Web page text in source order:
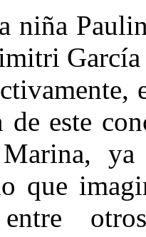
niña
García
este
que
entre